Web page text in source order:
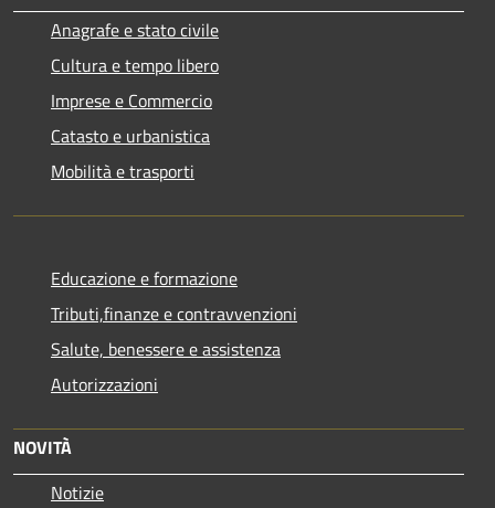
Anagrafe e stato civile
Cultura e tempo libero
Imprese e Commercio
Catasto e urbanistica
Mobilità e trasporti
Educazione e formazione
Tributi,finanze e contravvenzioni
Salute, benessere e assistenza
Autorizzazioni
NOVITÀ
Notizie